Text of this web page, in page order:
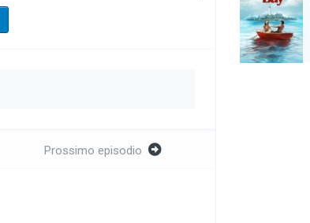
Prossimo episodio